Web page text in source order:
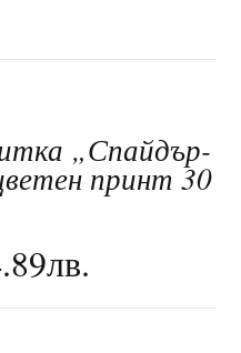
„Спайдър-
принт 30
лв.